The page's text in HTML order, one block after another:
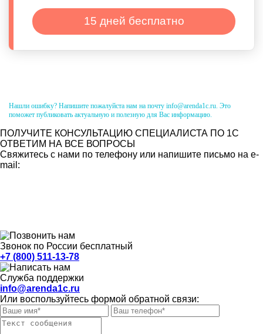
15 дней бесплатно
Нашли ошибку? Напишите пожалуйста нам на почту info@arenda1c.ru. Это
поможет публиковать актуальную и полезную для Вас информацию.
ПОЛУЧИТЕ КОНСУЛЬТАЦИЮ СПЕЦИАЛИСТА ПО 1С
ОТВЕТИМ НА ВСЕ ВОПРОСЫ
Свяжитесь с нами по телефону или напишите письмо на e-
mail:
Звонок по России бесплатный
+7 (800) 511-13-78
Служба поддержки
info@arenda1c.ru
Или воспользуйтесь формой обратной связи: